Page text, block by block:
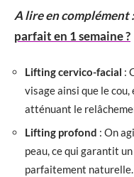
A lire en complément :
parfait en 1 semaine ?
Lifting cervico-facial :
visage ainsi que le cou,
atténuant le
Lifting profond : On
peau, ce qui garantit
parfaitement naturelle.